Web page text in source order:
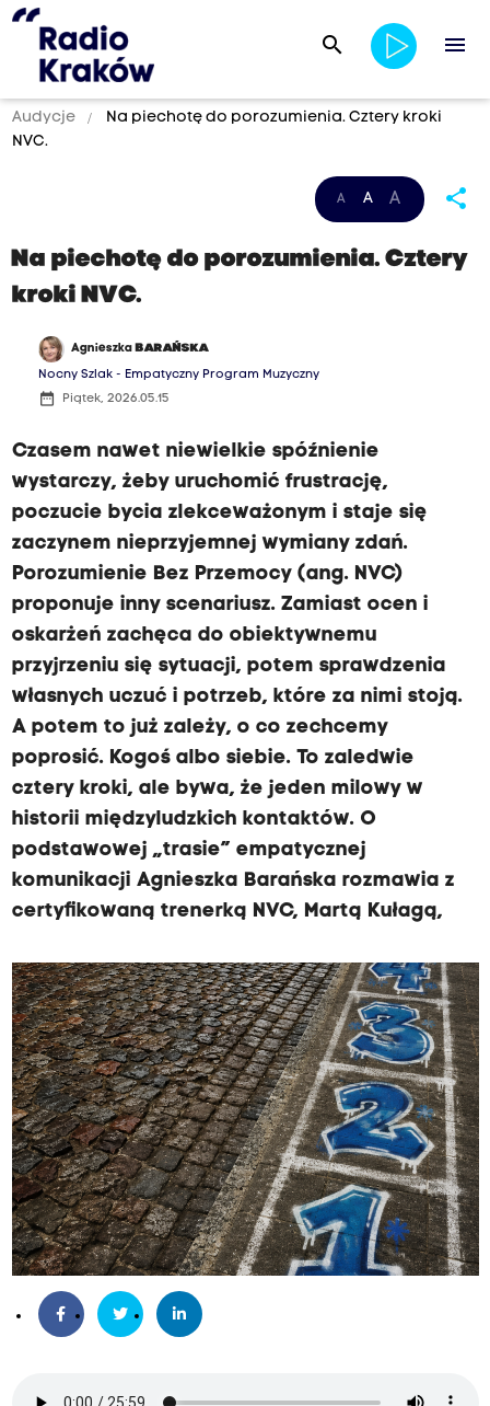
search menu
Audycje
Na piechotę do porozumienia. Cztery kroki
NVC.
A A A share
Na piechotę do porozumienia. Cztery
kroki NVC.
Agnieszka BARAŃSKA
Nocny Szlak - Empatyczny Program Muzyczny
date_range Piątek, 2026.05.15
Czasem nawet niewielkie spóźnienie
wystarczy, żeby uruchomić frustrację,
poczucie bycia zlekceważonym i staje się
zaczynem nieprzyjemnej wymiany zdań.
Porozumienie Bez Przemocy (ang. NVC)
proponuje inny scenariusz. Zamiast ocen i
oskarżeń zachęca do obiektywnemu
przyjrzeniu się sytuacji, potem sprawdzenia
własnych uczuć i potrzeb, które za nimi stoją.
A potem to już zależy, o co zechcemy
poprosić. Kogoś albo siebie. To zaledwie
cztery kroki, ale bywa, że jeden milowy w
historii międzyludzkich kontaktów. O
podstawowej „trasie” empatycznej
komunikacji Agnieszka Barańska rozmawia z
certyfikowaną trenerką NVC, Martą Kułagą,